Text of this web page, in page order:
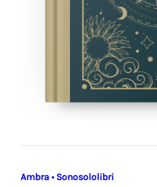
Ambra • Sonosololibri